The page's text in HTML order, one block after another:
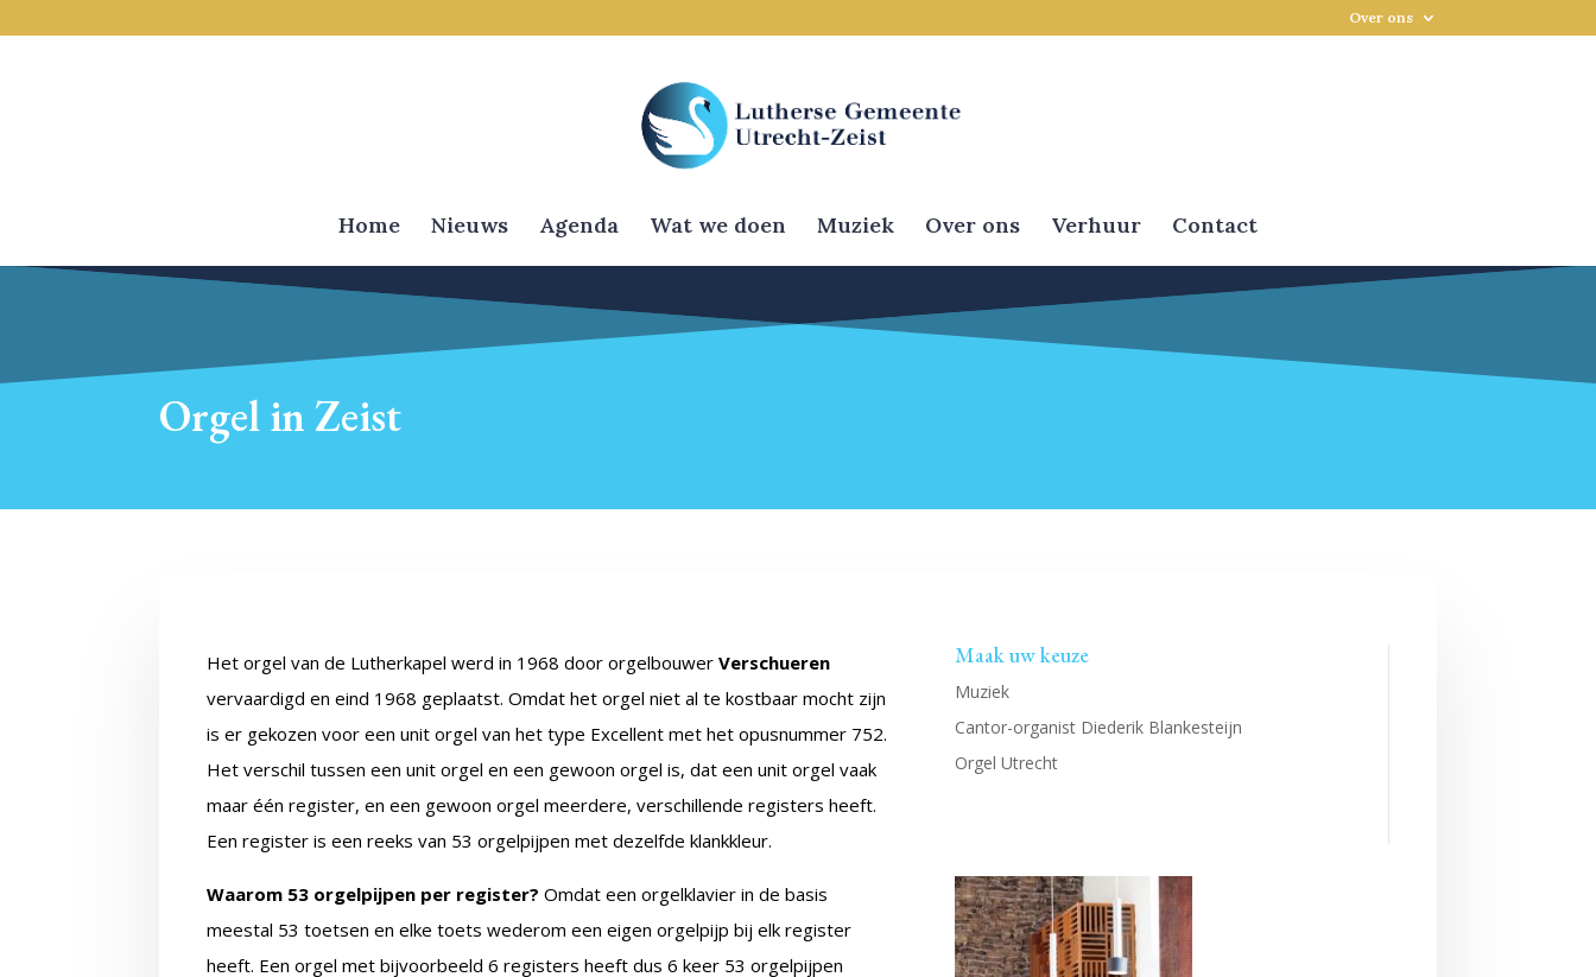
Over ons
Home Nieuws Agenda Wat we doen Muziek Over ons Verhuur Contact
Orgel in Zeist
Het orgel van de Lutherkapel werd in 1968 door orgelbouwerVerschueren
vervaardigd en eind 1968 geplaatst. Omdat het orgel niet al te kostbaar mocht zijn
is er gekozen voor een unit orgel van het type Excellent met het opusnummer 752.
Het verschil tussen een unit orgel en een gewoon orgel is, dat een unit orgel vaak
maar één register, en een gewoon orgel meerdere, verschillende registers heeft.
Een register is een reeks van 53 orgelpijpen met dezelfde klankkleur.
Waarom 53 orgelpijpen per register? Omdat een orgelklavier in de basis
meestal 53 toetsen en elke toets wederom een eigen orgelpijp bij elk register
heeft. Een orgel met bijvoorbeeld 6 registers heeft dus 6 keer 53 orgelpijpen
Maak uw keuze
Muziek
Cantor-organist Diederik Blankesteijn
Orgel Utrecht